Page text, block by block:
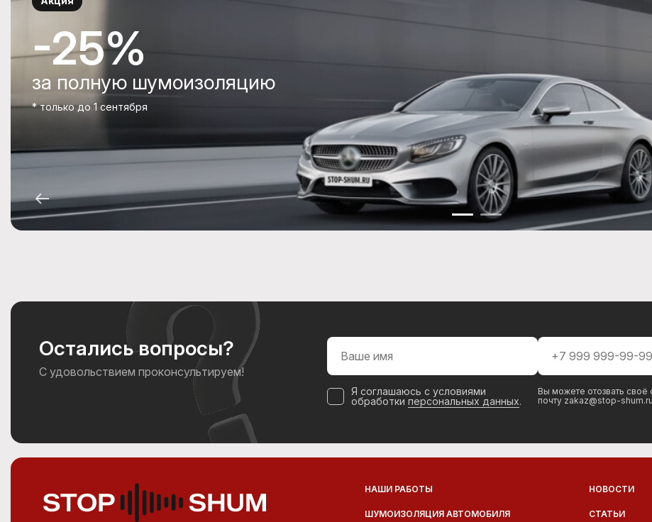
-25%
за полную шумоизоляцию
* только до 1 сентября
Остались вопросы?
С удовольствием проконсультируем!
Я соглашаюсь с условиями
обработки персональных данных.
Вы можете отозвать своё
почту zakaz@stop-shum.ru
НАШИ РАБОТЫ
ШУМОИЗОЛЯЦИЯ АВТОМОБИЛЯ
НОВОСТИ
СТАТЬИ